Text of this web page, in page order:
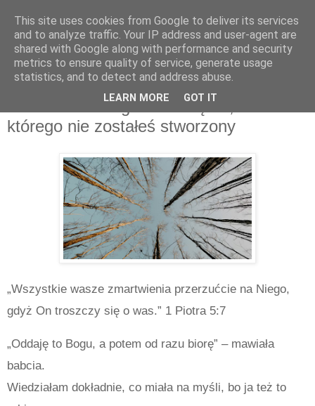
wtorek, marca 03, 2026
Zrzuć to na Niego. Złóż ciężar, do
którego nie zostałeś stworzony
„Wszystkie wasze zmartwienia przerzućcie na Niego,
gdyż On troszczy się o was.” 1 Piotra 5:7
„Oddaję to Bogu, a potem od razu biorę” – mawiała
babcia.
Wiedziałam dokładnie, co miała na myśli, bo ja też to
This site uses cookies from Google to deliver its services
and to analyze traffic. Your IP address and user-agent are
shared with Google along with performance and security
metrics to ensure quality of service, generate usage
statistics, and to detect and address abuse.
LEARN MORE GOT IT